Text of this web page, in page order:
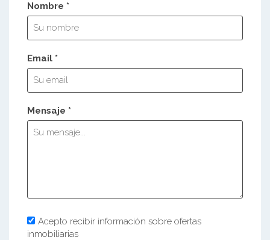
Nombre *
Email *
Mensaje *
Acepto recibir información sobre ofertas
inmobiliarias